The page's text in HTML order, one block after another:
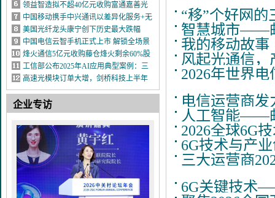
光通信量价齐升助推扭亏
领益智造拟不超40亿元收购富通嘉善光
纤资产中国移动携手中兴通讯以差异化服务+无
线AI助力网速“起飞”
美国光纤龙头康宁创下历史最大跌幅
中国电信云智手机正式上市 解锁全场景
云端智慧生活娱乐新体验
烽火通信5亿元收购藤仓烽火剩余60%股
权，实现光棒产能全资控股
工信部公布2025年AI应用典型案例：三
大运营商24项入选，移动15项居首
高速光模块订单大增，剑桥科技上半年
净利润同比增长156.65%至197.18%
企业专访
“移”个好网的
智慧城市——
我的移动故事
风起光通信，
2026年世界
电信运营商发
人工智能——
2026全球6G
6G技术与产
三大运营商
6G关键技术